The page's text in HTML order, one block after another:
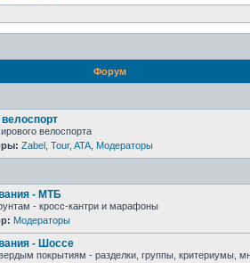
Форум
велоспорта
Zabel Tour, ATA Модераторы
- МТБ
- кросс-кантри и марафоны
Модераторы
- Шоссе
покрытиям - разделки, группы, критериумы,